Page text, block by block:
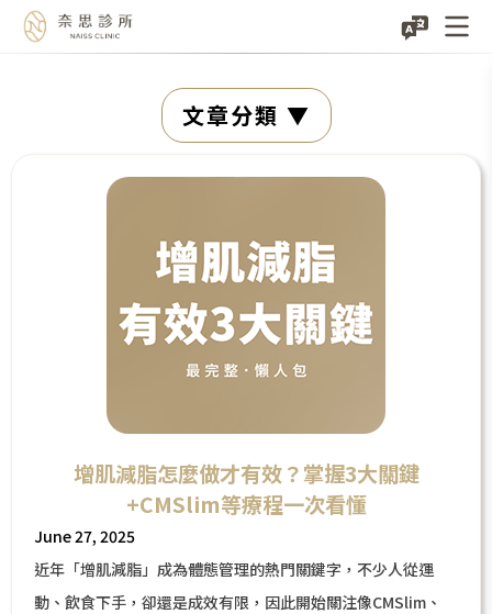
文章分類
增肌減脂怎麼做才有效？掌握3大關鍵
+CMSlim等療程一次看懂
June 27, 2025
近年「增肌減脂」成為體態管理的熱門關鍵字，不少人從運
動、飲食下手，卻還是成效有限，因此開始關注像CMSlim、